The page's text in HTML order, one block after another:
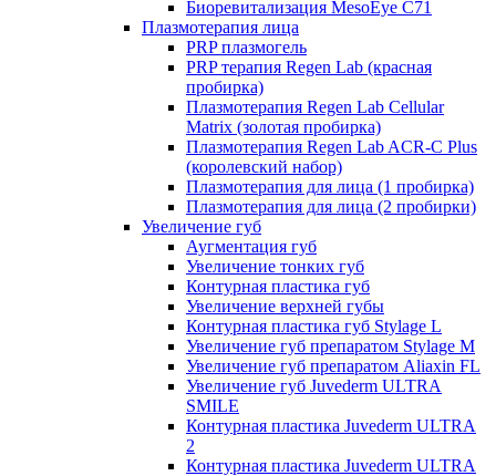
Биоревитализация MesoEye C71
Плазмотерапия лица
PRP плазмогель
PRP терапия Regen Lab (красная
пробирка)
Плазмотерапия Regen Lab Cellular
Matrix (золотая пробирка)
Плазмотерапия Regen Lab ACR-C Plus
(королевский набор)
Плазмотерапия для лица (1 пробирка)
Плазмотерапия для лица (2 пробирки)
Увеличение губ
Аугментация губ
Увеличение тонких губ
Контурная пластика губ
Увеличение верхней губы
Контурная пластика губ Stylage L
Увеличение губ препаратом Stylage M
Увеличение губ препаратом Aliaxin FL
Увеличение губ Juvederm ULTRA
SMILE
Контурная пластика Juvederm ULTRA
2
Контурная пластика Juvederm ULTRA